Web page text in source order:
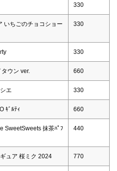
330
いちごのチョコショー
330
330
ウン ver. 660
エ 330
ｷﾞﾙﾃｨ 660
SweetSweets 抹茶ﾊﾟﾌ
440
ュア 桜ミク 2024 770